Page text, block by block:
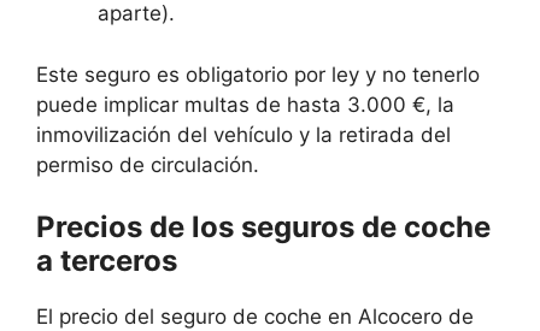
aparte).
Este seguro es obligatorio por ley y no tenerlo
puede implicar multas de hasta 3.000 €, la
inmovilización del vehículo y la retirada del
permiso de circulación.
Precios de los seguros de coche
a terceros
El precio del seguro de coche en Alcocero de